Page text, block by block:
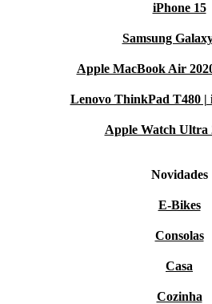
iPhone 15
Samsung
Apple MacBook Air
Lenovo ThinkPad T480 |
Apple Watch Ultra
Novidades
E-Bikes
Consolas
Casa
Cozinha